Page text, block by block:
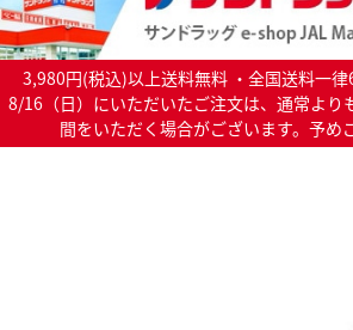
3,980円(税込)以上送料無料 ・全国送料一
8/16（日）にいただいたご注文は、通常より
間をいただく場合がございます。予め